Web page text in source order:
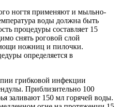
ногтя применяют и мыльно-
воды должна быть
процедуры составляет 15
снять роговой слой
ножниц и пилочки.
определяется в
грибковой инфекции
Приблизительно 100
заливают 150 мл горячей воды.